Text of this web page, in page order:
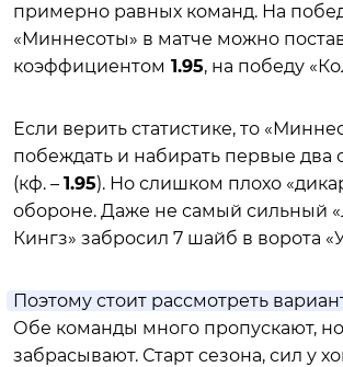
примерно равных команд. На
«Миннесоты» в матче можно
коэффициентом 1.95, на победу
Если верить статистике, то
побеждать и набирать первые два
(кф. – 1.95). Но слишком плохо
обороне. Даже не самый сильный
Кингз» забросил 7 шайб в ворота
Поэтому стоит рассмотреть
Обе команды много пропускают,
забрасывают. Старт сезона, сил у